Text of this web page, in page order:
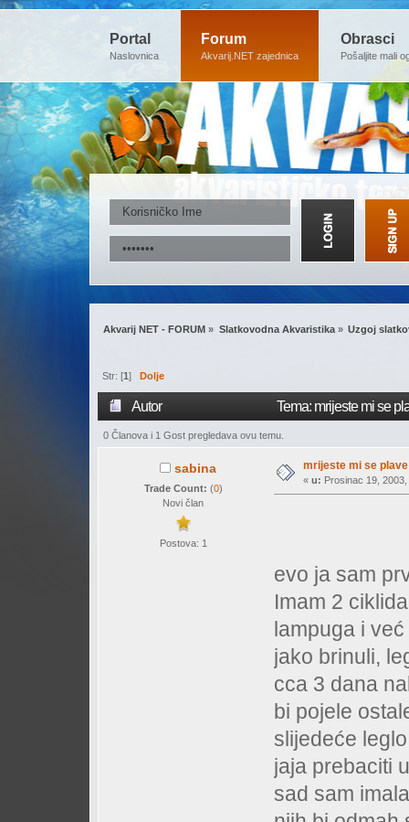
Portal
Naslovnica
Forum
Akvarij.NET zajednica
Obrasci
Pošaljite mali
Akvarij NET - FORUM » Slatkovodna Akvaristika» Uzgoj
Str: [1] Dolje
Autor Tema: mrijeste mi se
0 Članova i 1 Gost pregledava ovu temu.
sabina
Trade Count: (0)
Novi član
Postova: 1
mrijeste mi se
« u: Prosinac 19,
evo ja sam
Imam 2
lampuga i
jako brinuli,
cca 3 dana
bi pojele
slijedeće
jaja prebaciti
sad sam